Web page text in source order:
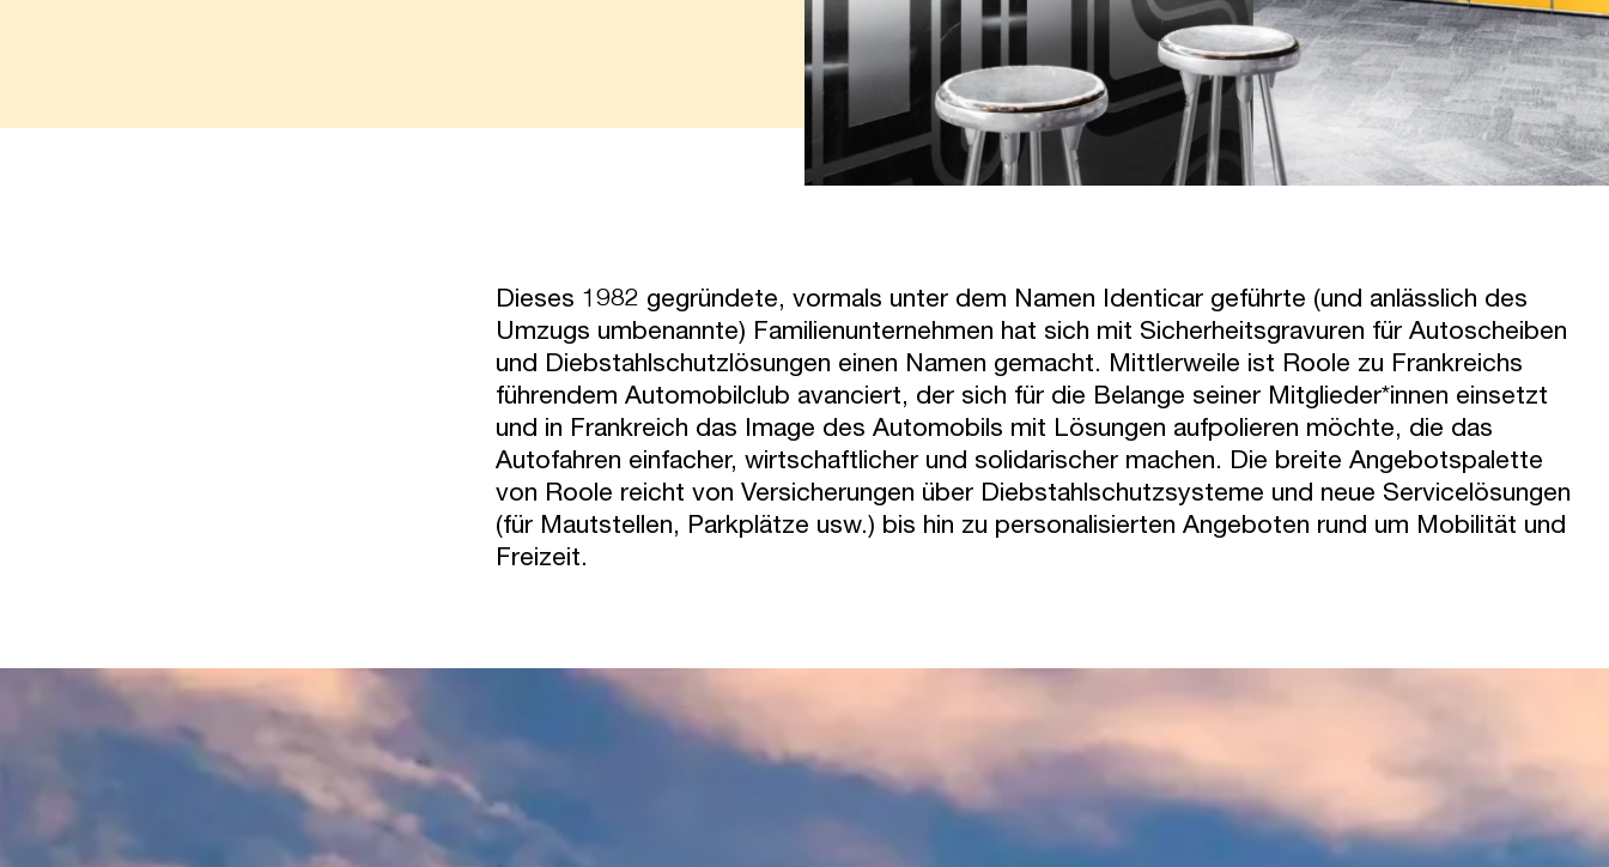
Dieses 1982 gegründete, vormals unter dem Namen Identicar geführte (und anlässlich des
Umzugs umbenannte) Familienunternehmen hat sich mit Sicherheitsgravuren für Autoscheiben
und Diebstahlschutzlösungen einen Namen gemacht. Mittlerweile ist Roole zu Frankreichs
führendem Automobilclub avanciert, der sich für die Belange seiner Mitglieder*innen einsetzt
und in Frankreich das Image des Automobils mit Lösungen aufpolieren möchte, die das
Autofahren einfacher, wirtschaftlicher und solidarischer machen. Die breite Angebotspalette
von Roole reicht von Versicherungen über Diebstahlschutzsysteme und neue Servicelösungen
(für Mautstellen, Parkplätze usw.) bis hin zu personalisierten Angeboten rund um Mobilität und
Freizeit.